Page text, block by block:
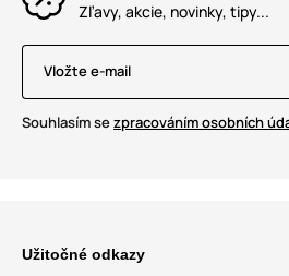
Zľavy, akcie, novinky, tipy...
Vložte e-mail
Souhlasím sezpracováním osobních
Užitočné odkazy